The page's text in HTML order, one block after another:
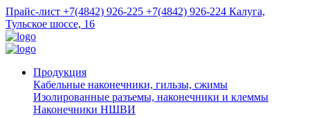
Прайс-лист +7(4842) 926-225 +7(4842) 926-224 Калуга,
Тульское шоссе, 16
Продукция
Кабельные наконечники, гильзы, сжимы
Изолированные разъемы, наконечники и клеммы
Наконечники НШВИ